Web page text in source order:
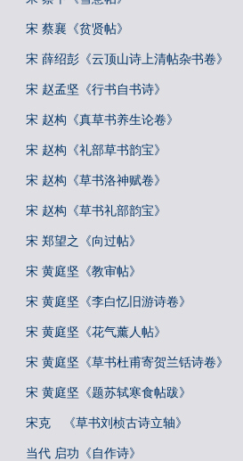
宋 蔡襄《贫贤帖》
宋 薛绍彭《云顶山诗上清帖杂书卷》
宋 赵孟坚《行书自书诗》
宋 赵构《真草书养生论卷》
宋 赵构《礼部草书韵宝》
宋 赵构《草书洛神赋卷》
宋 赵构《草书礼部韵宝》
宋 郑望之《向过帖》
宋 黄庭坚《教审帖》
宋 黄庭坚《李白忆旧游诗卷》
宋 黄庭坚《花气薰人帖》
宋 黄庭坚《草书杜甫寄贺兰铦诗卷》
宋 黄庭坚《题苏轼寒食帖跋》
宋克 《草书刘桢古诗立轴》
当代 启功《自作诗》